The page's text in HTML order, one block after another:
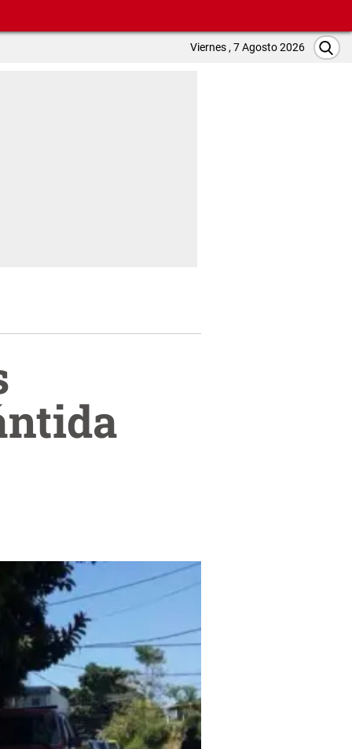
Viernes , 7 Agosto 2026